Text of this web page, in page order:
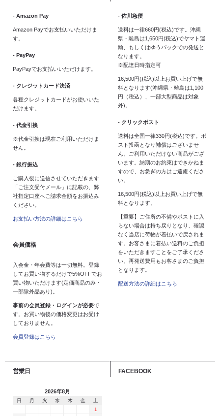
- Amazon Pay
Amazon Payでお支払いいただけま
す。
- PayPay
PayPayでお支払いいただけます。
- クレジットカード決済
各種クレジットカードがお使いいた
だけます。
- 代金引換
※代金引換は現在ご利用いただけま
せん。
- 銀行振込
ご購入後に送信させていただきます
「ご注文受付メール」に記載の、弊
社指定口座へご請求金額をお振込み
ください。
お支払い方法の詳細はこちら
会員価格
入会金・年会費等は一切無料。登録
してお買い物するだけで5%OFFでお
買い物いただけます(定価商品のみ・
一部除外品あり)。
事前の会員登録・ログインが必要で
す。お買い物後の価格変更はお受け
しておりません。
会員登録はこちら
- 佐川急便
送料は一律660円(税込)です。沖縄
県・離島は1,650円(税込)でヤマト運
輸、もしくはゆうパックでの発送と
なります。
※配達日時指定可
16,500円(税込)以上お買い上げで無
料となります(沖縄県・離島は1,100
円（税込）、一部大型商品は対象
外)。
- クリックポスト
送料は全国一律330円(税込)です。ポ
スト投函となり補償はございませ
ん。ご利用いただけない商品がござ
います。納期のお約束はできかねま
すので、お急ぎの方はご遠慮くださ
い。
16,500円(税込)以上お買い上げで無
料となります。
【重要】ご住所の不備やポストに入
らない場合は持ち戻りとなり、確認
なく当店に荷物が着払いで戻されま
す。お客さまに着払い送料のご負担
をいただきますことをご了承くださ
い。再発送費用もお客さまのご負担
となります。
配送方法の詳細はこちら
営業日
2026年8月
日 月 火 水 木 金
土
1
FACEBOOK